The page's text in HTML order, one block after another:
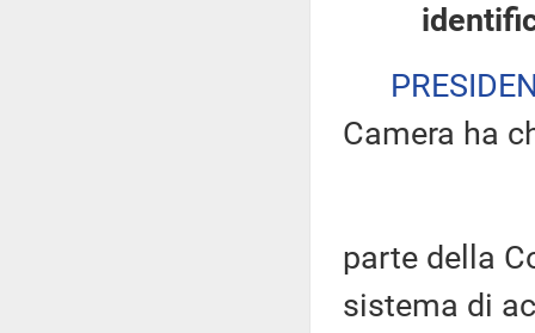
Camera ha
parte della
sistema di